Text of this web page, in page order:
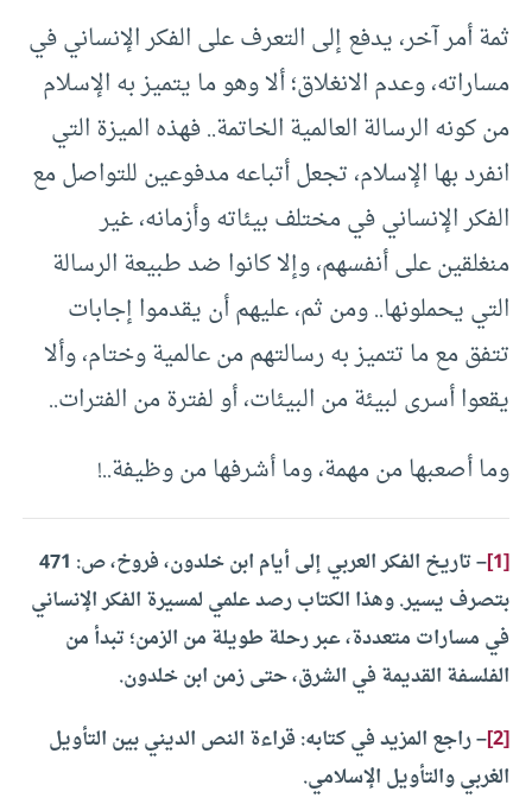
ثمة أمر آخر، يدفع إلى التعرف على الفكر الإنساني في
مساراته، وعدم الانغلاق؛ ألا وهو ما يتميز به الإسلام
من كونه الرسالة العالمية الخاتمة.. فهذه الميزة التي
انفرد بها الإسلام، تجعل أتباعه مدفوعين للتواصل مع
الفكر الإنساني في مختلف بيئاته وأزمانه، غير
منغلقين على أنفسهم، وإلا كانوا ضد طبيعة الرسالة
التي يحملونها.. ومن ثم، عليهم أن يقدموا إجابات
تتفق مع ما تتميز به رسالتهم من عالمية وختام، وألا
يقعوا أسرى لبيئة من البيئات، أو لفترة من الفترات..
وما أصعبها من مهمة، وما أشرفها من وظيفة..!
[1] – تاريخ الفكر العربي إلى أيام ابن خلدون، فروخ،
ص: 471
بتصرف يسير. وهذا الكتاب رصد علمي لمسيرة الفكر الإنساني
في مسارات متعددة، عبر رحلة طويلة من الزمن؛ تبدأ من
الفلسفة القديمة في الشرق، حتى زمن ابن خلدون.
[2]
–راجع المزيد في كتابه: قراءة النص الديني بين التأويل
الغربي والتأويل الإسلامي.